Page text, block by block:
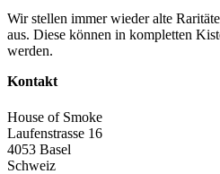
Wir stellen immer wieder alte
aus. Diese können in kompletten
werden.
Kontakt
House of Smoke
Laufenstrasse 16
4053 Basel
Schweiz